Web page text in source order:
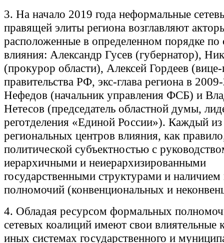
3. На начало 2019 года неформальные
правящей элиты региона возглавляют
расположенные в определенном порядке по
влияния: Александр Гусев (губернатор),
(прокурор области), Алексей Гордеев
правительства РФ, экс-глава региона в
Нефедов (начальник управления ФСБ) и
Нетесов (председатель областной думы,
реготделения «Единой России»). Каждый
региональных центров влияния, как
политической субъектностью с
иерархичными и неиерархизированными
государственными структурами и наличием
полномочий (конвенциональных и
4. Обладая ресурсом формальных
сетевых коалиций имеют свои влиятельные
иных системах государственного и